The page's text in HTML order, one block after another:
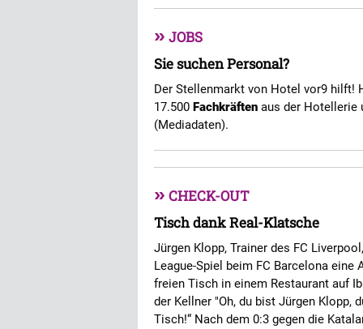
» JOBS
Sie suchen Personal?
Der Stellenmarkt von Hotel vor9 hilft!
17.500 Fachkräften aus der Hotellerie
(Mediadaten).
» CHECK-OUT
Tisch dank Real-Klatsche
Jürgen Klopp, Trainer des FC
League-Spiel beim FC Barcelona eine
freien Tisch in einem Restaurant auf
der Kellner "Oh, du bist Jürgen Klopp,
Tisch!“ Nach dem 0:3 gegen die